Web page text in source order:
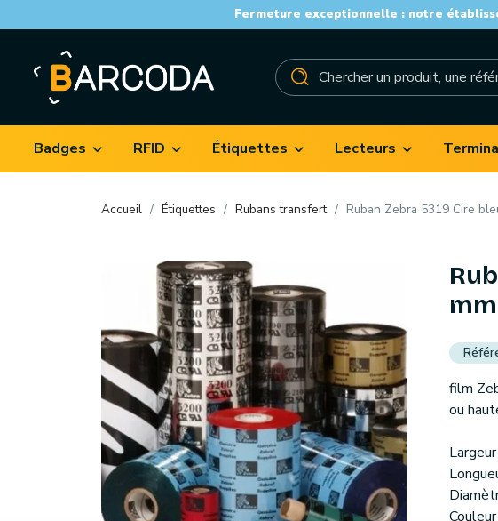
Fermeture exceptionnelle : notre
Badges RFID Étiquettes Lecteurs
Accueil Étiquettes Rubans transfert Ruban Zebra 5319 Cire
film
ou